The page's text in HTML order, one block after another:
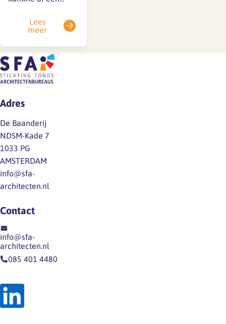
In deze Nationale
t/m 28 september)
is het goed om stil
te staan bij wat
vitaliteit écht
betekent op de
column voor The
Human Factor…
Lees
meer
Adres
De Baanderij
NDSM-Kade 7
1033 PG
AMSTERDAM
info@sfa-
architecten.nl
Contact
info@sfa-
architecten.nl
085 401 4480